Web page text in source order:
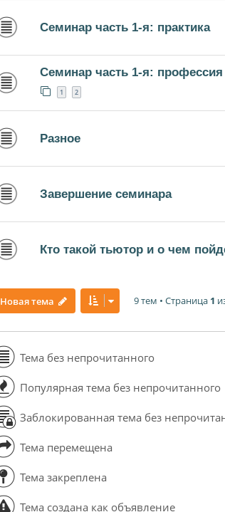
Семинар часть 1-я: практика
Семинар часть 1-я:
1 2
Разное
Завершение семинара
Кто такой тьютор и о чем
Новая тема 9 тем • Страница 1
Тема без непрочитанного
Популярная тема без непрочитанного
Заблокированная тема без
Тема перемещена
Тема закреплена
Тема создана как объявление